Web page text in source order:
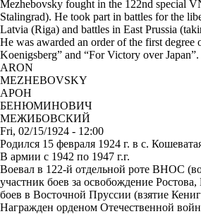
Mezhebovsky fought in the 122nd special
Stalingrad). He took part in battles for the
Latvia (Riga) and battles in East Prussia
He was awarded an order of the first
Koenigsberg” and “For Victory over Japan”.
ARON
MEZHEBOVSKY
АРОН
БЕНЮМИНОВИЧ
МЕЖИБОВСКИЙ
Fri, 02/15/1924 - 12:00
Родился 15 февраля 1924 г. в с.
В армии с 1942 по 1947 г.г.
Воевал в 122-й отдельной роте ВНОС
участник боев за освобождение
боев в Восточной Пруссии (взятие
Награжден орденом Отечественной